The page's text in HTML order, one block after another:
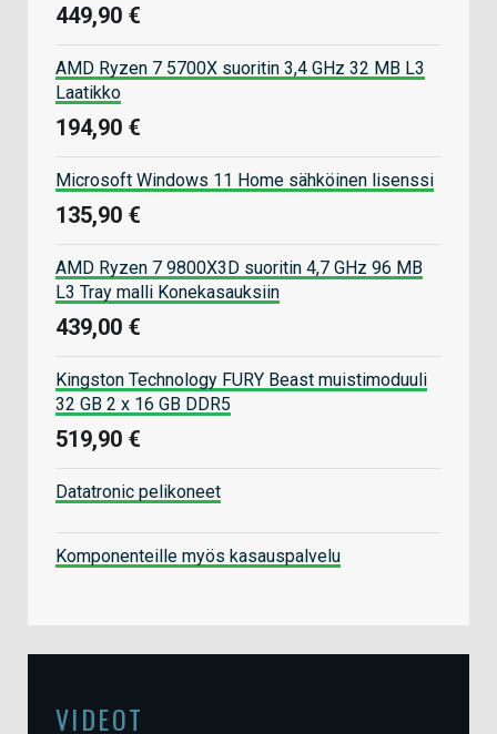
449,90 €
AMD Ryzen 7 5700X suoritin 3,4 GHz 32 MB L3
Laatikko
194,90 €
Microsoft Windows 11 Home sähköinen lisenssi
135,90 €
AMD Ryzen 7 9800X3D suoritin 4,7 GHz 96 MB
L3 Tray malli Konekasauksiin
439,00 €
Kingston Technology FURY Beast muistimoduuli
32 GB 2 x 16 GB DDR5
519,90 €
Datatronic pelikoneet
Komponenteille myös kasauspalvelu
VIDEOT